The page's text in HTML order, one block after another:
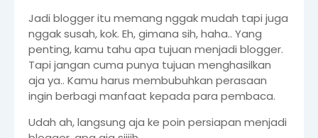
Jadi blogger itu memang nggak mudah tapi juga
nggak susah, kok. Eh, gimana sih, haha.. Yang
penting, kamu tahu apa tujuan menjadi blogger.
Tapi jangan cuma punya tujuan menghasilkan
aja ya.. Kamu harus membubuhkan perasaan
ingin berbagi manfaat kepada para pembaca.
Udah ah, langsung aja ke poin persiapan menjadi